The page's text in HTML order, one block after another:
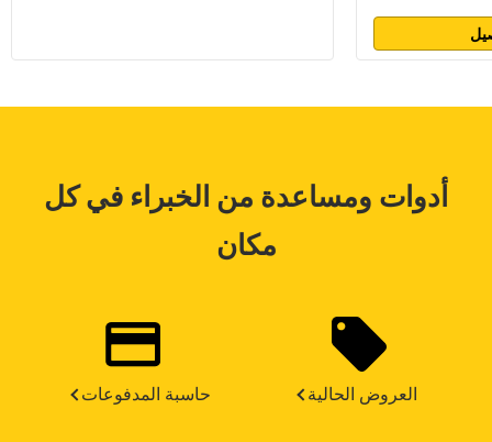
أدوات ومساعدة من الخبراء في كل
مكان
حاسبة المدفوعات العروض الحالية